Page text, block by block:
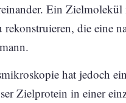
Ein
die eine
hat jedoch
Zielprotein in einer